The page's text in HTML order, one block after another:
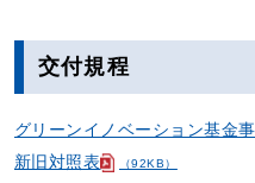
交付規程
グリーンイノベーション基金
新旧対照表 （92KB）